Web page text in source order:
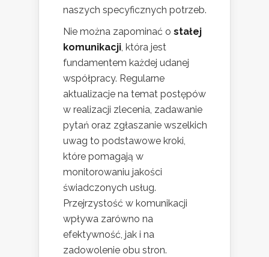
naszych specyficznych potrzeb.
Nie można zapominać o stałej
komunikacji, która jest
fundamentem każdej udanej
współpracy. Regularne
aktualizacje na temat postępów
w realizacji zlecenia, zadawanie
pytań oraz zgłaszanie wszelkich
uwag to podstawowe kroki,
które pomagają w
monitorowaniu jakości
świadczonych usług.
Przejrzystość w komunikacji
wpływa zarówno na
efektywność, jak i na
zadowolenie obu stron.